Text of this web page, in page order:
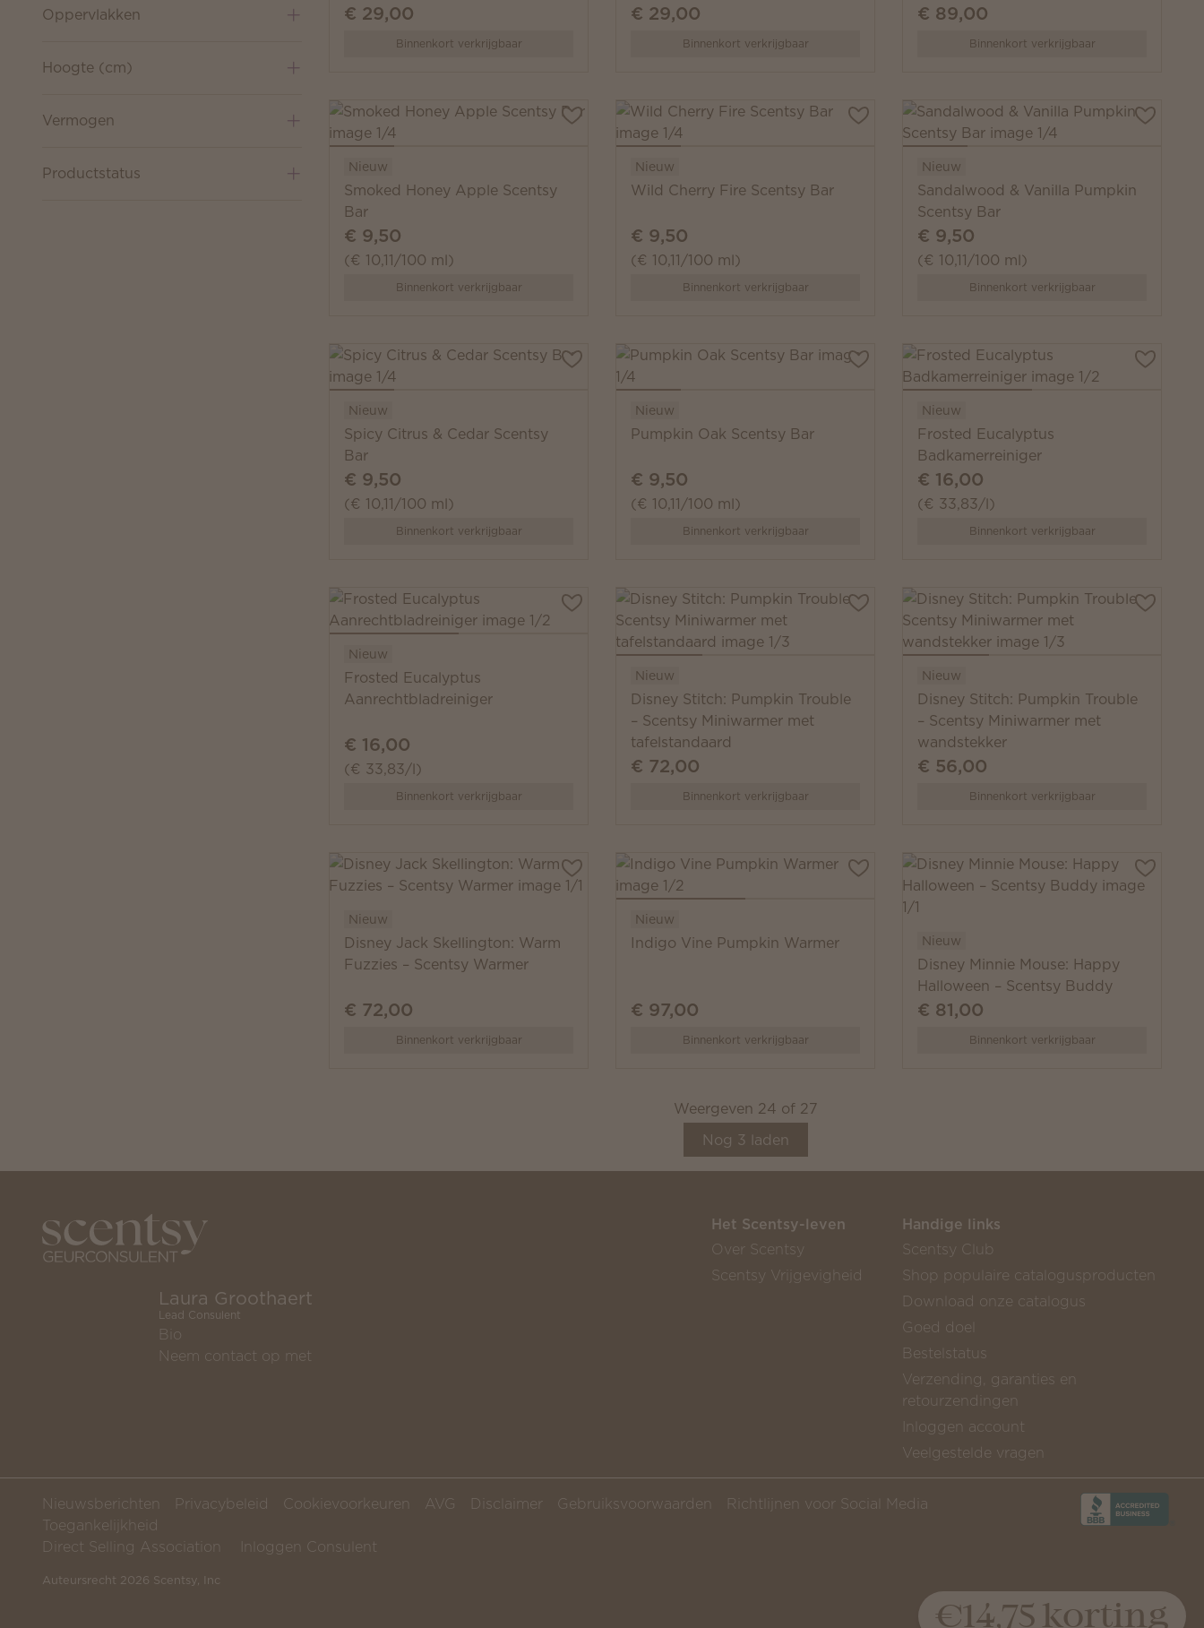
Oppervlakken
Hoogte (cm)
Vermogen
Productstatus
€ 29,00
Binnenkort verkrijgbaar
€ 29,00
Binnenkort verkrijgbaar
€ 89,00
Binnenkort verkrijgbaar
Nieuw
Smoked Honey Apple Scentsy
Bar
€ 9,50
(€ 10,11/100 ml)
Binnenkort verkrijgbaar
Nieuw
Wild Cherry Fire Scentsy Bar
€ 9,50
(€ 10,11/100 ml)
Binnenkort verkrijgbaar
Nieuw
Sandalwood & Vanilla Pumpkin
Scentsy Bar
€ 9,50
(€ 10,11/100 ml)
Binnenkort verkrijgbaar
Nieuw
Spicy Citrus & Cedar Scentsy
Bar
€ 9,50
(€ 10,11/100 ml)
Binnenkort verkrijgbaar
Nieuw
Pumpkin Oak Scentsy Bar
€ 9,50
(€ 10,11/100 ml)
Binnenkort verkrijgbaar
Nieuw
Frosted Eucalyptus
Badkamerreiniger
€ 16,00
(€ 33,83/l)
Binnenkort verkrijgbaar
Nieuw
Frosted Eucalyptus
Aanrechtbladreiniger
€ 16,00
(€ 33,83/l)
Binnenkort verkrijgbaar
Nieuw
Disney Stitch: Pumpkin Trouble
– Scentsy Miniwarmer met
tafelstandaard
€ 72,00
Binnenkort verkrijgbaar
Nieuw
Disney Stitch: Pumpkin Trouble
– Scentsy Miniwarmer met
wandstekker
€ 56,00
Binnenkort verkrijgbaar
Nieuw
Disney Jack Skellington: Warm
Fuzzies – Scentsy Warmer
€ 72,00
Binnenkort verkrijgbaar
Nieuw
Indigo Vine Pumpkin Warmer
€ 97,00
Binnenkort verkrijgbaar
Nieuw
Disney Minnie Mouse: Happy
Halloween – Scentsy Buddy
€ 81,00
Binnenkort verkrijgbaar
Weergeven 24 of 27
Nog 3 laden
Laura Groothaert
Lead Consulent
Bio
Neem contact op met
Het Scentsy-leven
Over Scentsy
Scentsy Vrijgevigheid
Handige links
Scentsy Club
Shop populaire catalogusproducten
Download onze catalogus
Goed doel
Bestelstatus
Verzending, garanties en
retourzendingen
Inloggen account
Veelgestelde vragen
Nieuwsberichten Privacybeleid Cookievoorkeuren AVG Disclaimer Gebruiksvoorwaarden
Richtlijnen voor Social Media
Toegankelijkheid
Direct Selling Association
Inloggen Consulent
Auteursrecht 2026 Scentsy, Inc
€14,75 korting